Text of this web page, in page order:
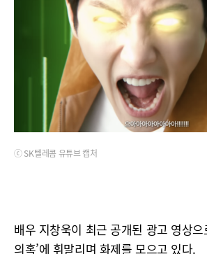
ⓒ SK텔레콤 유튜브 캡처
배우 지창욱이 최근 공개된 광고 영상으
의혹’에 휘말리며 화제를 모으고 있다.